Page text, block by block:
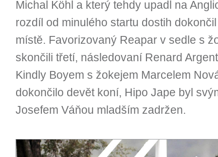
Michal Köhl a který tehdy upadl na
rozdíl od minulého startu dostih
místě. Favorizovaný Reapar v sedle s
skončili třetí, následovaní Renard
Kindly Boyem s žokejem Marcelem
dokončilo devět koní, Hipo Jape byl
Josefem Váňou mladším zadržen.